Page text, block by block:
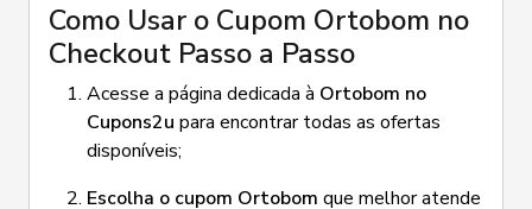
Como Usar o Cupom Ortobom no
Checkout Passo a Passo
Acesse a página dedicada à Ortobom no
Cupons2u para encontrar todas as ofertas
disponíveis;
Escolha o cupom Ortobom que melhor atende